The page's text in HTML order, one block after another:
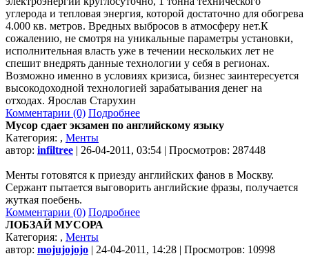
углерода и тепловая энергия, которой достаточно для обогрева
4.000 кв. метров. Вредных выбросов в атмосферу нет.К
сожалению, не смотря на уникальные параметры установки,
исполнительная власть уже в течении нескольких лет не
спешит внедрять данные технологии у себя в регионах.
Возможно именно в условиях кризиса, бизнес заинтересуется
высокодоходной технологией зарабатывания денег на
отходах. Ярослав Старухин
Комментарии (0) Подробнее
Мусор сдает экзамен по английскому языку
Категория: , Менты
автор: infiltree | 26-04-2011, 03:54 | Просмотров: 287448
Менты готовятся к приезду английских фанов в Москву.
Сержант пытается выговорить английские фразы, получается
жуткая поебень.
Комментарии (0) Подробнее
ЛОБЗАЙ МУСОРА
Категория: , Менты
автор: mojujojojo | 24-04-2011, 14:28 | Просмотров: 10998